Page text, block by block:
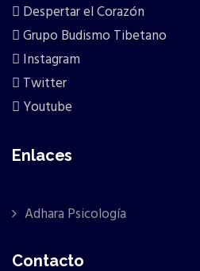
Despertar el Corazón
Grupo Budismo Tibetano
Instagram
Twitter
Youtube
Enlaces
Adhara Psicología
Contacto